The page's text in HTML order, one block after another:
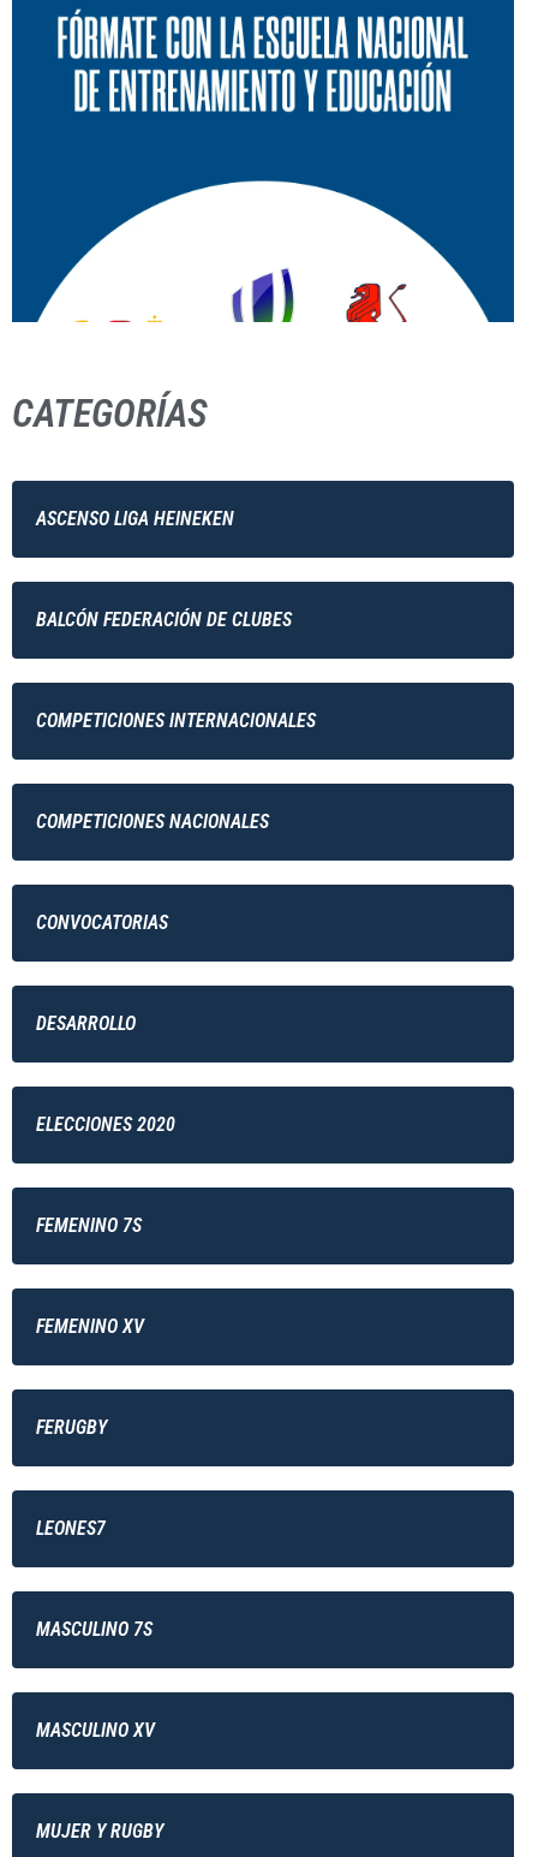
CATEGORÍAS
ASCENSO LIGA HEINEKEN
BALCÓN FEDERACIÓN DE CLUBES
COMPETICIONES INTERNACIONALES
COMPETICIONES NACIONALES
CONVOCATORIAS
DESARROLLO
ELECCIONES 2020
FEMENINO 7S
FEMENINO XV
FERUGBY
LEONES7
MASCULINO 7S
MASCULINO XV
MUJER Y RUGBY